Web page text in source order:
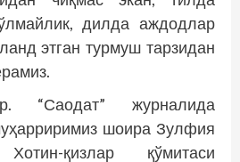
дилда аждодлар
этган турмуш тарзидан
“Саодат” журналида
шоира Зулфия
қизлар қўмитаси